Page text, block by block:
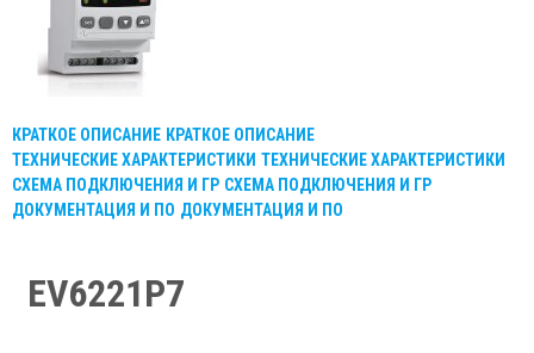
КРАТКОЕ ОПИСАНИЕ КРАТКОЕ ОПИСАНИЕ
ТЕХНИЧЕСКИЕ ХАРАКТЕРИСТИКИ ТЕХНИЧЕСКИЕ ХАРАКТЕРИСТИКИ
СХЕМА ПОДКЛЮЧЕНИЯ И ГР СХЕМА ПОДКЛЮЧЕНИЯ И ГР
ДОКУМЕНТАЦИЯ И ПО ДОКУМЕНТАЦИЯ И ПО
EV6221P7